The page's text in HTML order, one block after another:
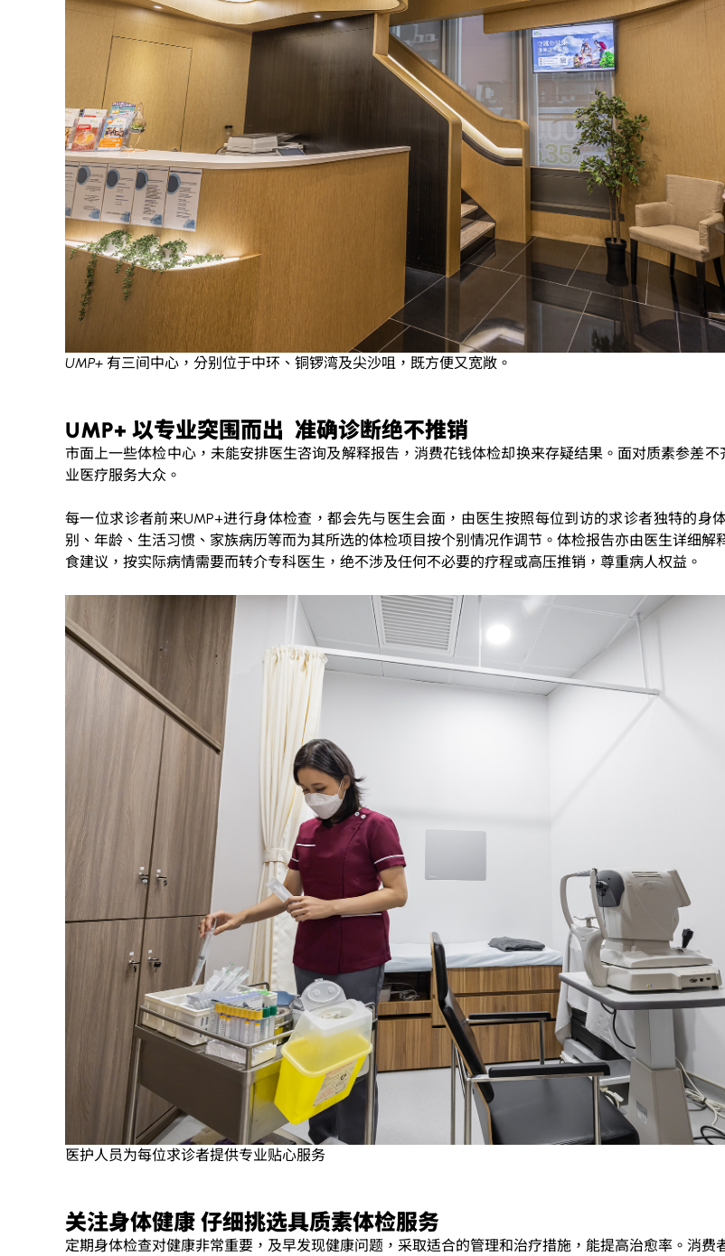
UMP+ 有三间中心，分别位于中环、铜锣湾及尖沙咀，既方便又宽敞。
UMP+ 以专业突围而出 准确诊断绝不推销
市面上一些体检中心，未能安排医生咨询及解释报告，消费花钱体检却换来存疑结果。面对质素参差不
业医疗服务大众。
每一位求诊者前来UMP+进行身体检查，都会先与医生会面，由医生按照每位到访的求诊者独特的身
别、年龄、生活习惯、家族病历等而为其所选的体检项目按个别情况作调节。体检报告亦由医生详细解
食建议，按实际病情需要而转介专科医生，绝不涉及任何不必要的疗程或高压推销，尊重病人权益。
医护人员为每位求诊者提供专业贴心服务
关注身体健康 仔细挑选具质素体检服务
定期身体检查对健康非常重要，及早发现健康问题，采取适合的管理和治疗措施，能提高治愈率。消费